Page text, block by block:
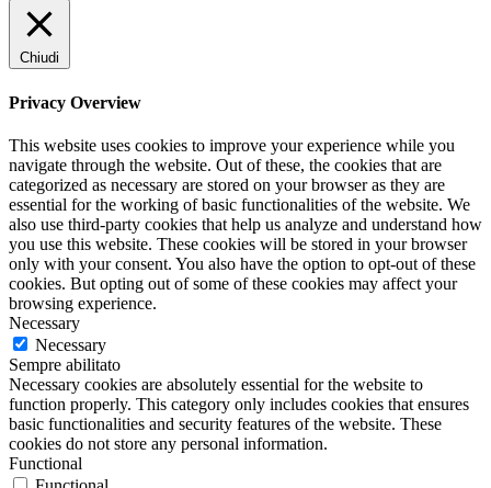
Chiudi
Privacy Overview
This website uses cookies to improve your experience while you
navigate through the website. Out of these, the cookies that are
categorized as necessary are stored on your browser as they are
essential for the working of basic functionalities of the website. We
also use third-party cookies that help us analyze and understand how
you use this website. These cookies will be stored in your browser
only with your consent. You also have the option to opt-out of these
cookies. But opting out of some of these cookies may affect your
browsing experience.
Necessary
Necessary
Sempre abilitato
Necessary cookies are absolutely essential for the website to
function properly. This category only includes cookies that ensures
basic functionalities and security features of the website. These
cookies do not store any personal information.
Functional